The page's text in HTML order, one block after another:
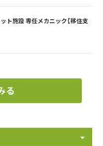
施設 専任メカニック【移住支
る